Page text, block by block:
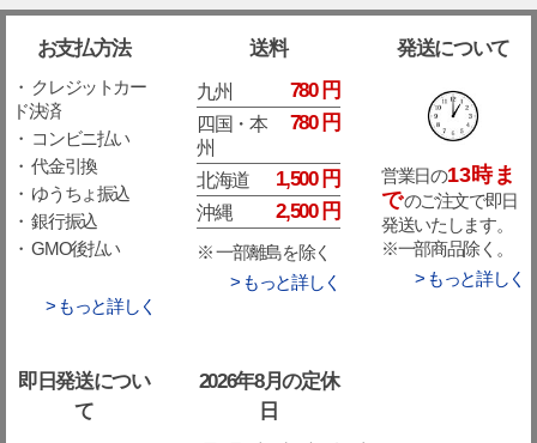
お支払方法
・ クレジットカー
ド決済
・ コンビニ払い
・ 代金引換
・ ゆうちょ振込
・ 銀行振込
・ GMO後払い
> もっと詳しく
送料
九州 780 円
四国・本
州
780 円
北海道 1,500 円
沖縄 2,500 円
※ 一部離島を除く
> もっと詳しく
発送について
営業日の13時ま
でのご注文で即日
発送いたします。
※一部商品除く。
> もっと詳しく
即日発送につい
て
2026年8月の定休
日